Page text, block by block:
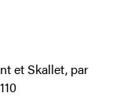
et Skallet, par